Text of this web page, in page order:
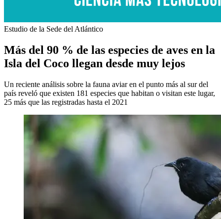
Estudio de la Sede del Atlántico
Más del 90 % de las especies de aves en la
Isla del Coco llegan desde muy lejos
Un reciente análisis sobre la fauna aviar en el punto más al sur del
país reveló que existen 181 especies que habitan o visitan este lugar,
25 más que las registradas hasta el 2021